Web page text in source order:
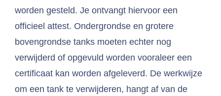
worden gesteld. Je ontvangt hiervoor een
officieel attest. Ondergrondse en grotere
bovengrondse tanks moeten echter nog
verwijderd of opgevuld worden vooraleer een
certificaat kan worden afgeleverd. De werkwijze
om een tank te verwijderen, hangt af van de